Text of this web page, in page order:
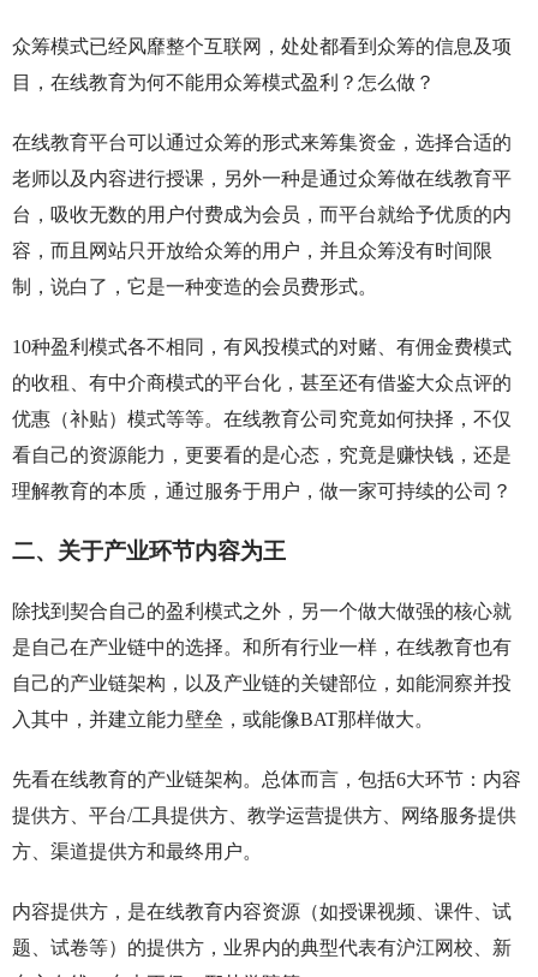
众筹模式已经风靡整个互联网，处处都看到众筹的信息及项
目，在线教育为何不能用众筹模式盈利？怎么做？
在线教育平台可以通过众筹的形式来筹集资金，选择合适的
老师以及内容进行授课，另外一种是通过众筹做在线教育平
台，吸收无数的用户付费成为会员，而平台就给予优质的内
容，而且网站只开放给众筹的用户，并且众筹没有时间限
制，说白了，它是一种变造的会员费形式。
10种盈利模式各不相同，有风投模式的对赌、有佣金费模式
的收租、有中介商模式的平台化，甚至还有借鉴大众点评的
优惠（补贴）模式等等。在线教育公司究竟如何抉择，不仅
看自己的资源能力，更要看的是心态，究竟是赚快钱，还是
理解教育的本质，通过服务于用户，做一家可持续的公司？
二、关于产业环节内容为王
除找到契合自己的盈利模式之外，另一个做大做强的核心就
是自己在产业链中的选择。和所有行业一样，在线教育也有
自己的产业链架构，以及产业链的关键部位，如能洞察并投
入其中，并建立能力壁垒，或能像BAT那样做大。
先看在线教育的产业链架构。总体而言，包括6大环节：内容
提供方、平台/工具提供方、教学运营提供方、网络服务提供
方、渠道提供方和最终用户。
内容提供方，是在线教育内容资源（如授课视频、课件、试
题、试卷等）的提供方，业界内的典型代表有沪江网校、新